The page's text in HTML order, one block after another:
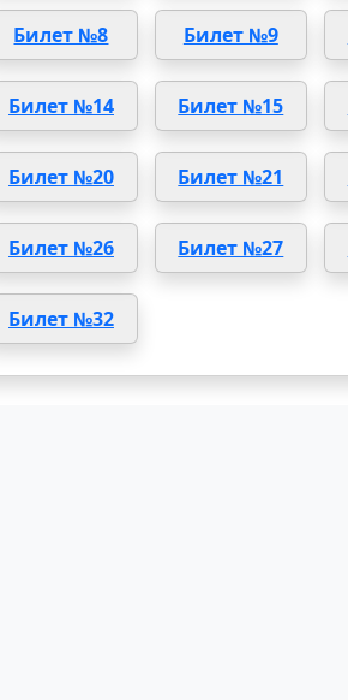
Билет №8 Билет №9
Билет №14 Билет №15
Билет №20 Билет №21
Билет №26 Билет №27
Билет №32